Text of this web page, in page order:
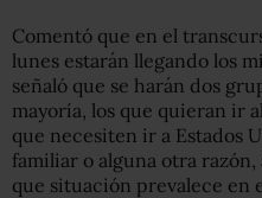
Comentó que en el
lunes estarán llegando los
señaló que se harán dos
mayoría, los que quieran ir
que necesiten ir a Estados
familiar o alguna otra
que situación prevalece en